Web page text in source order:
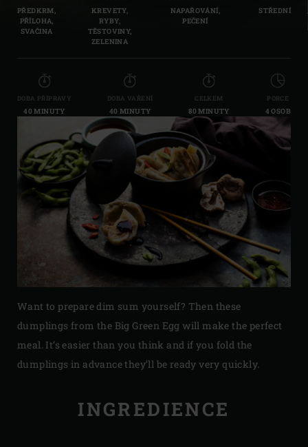
PŘEDKRM,
PŘÍLOHA,
SVAČINA
KREVETY,
RYBY,
TĚSTOVINY,
ZELENINA
NAPAŘOVÁNÍ,
PEČENÍ
STŘEDNÍ
DOBA PŘÍPRAVY
40 MINUTY
DOBA VAŘENÍ
40 MINUTY
CELKEM
80 MINUTY
PORCE
4 OSOB
Want to prepare dim sum yourself? Then these
dumplings from the Big Green Egg will make the perfect
meal. It’s easier than you think and if you fold the
dumplings in advance they’ll be ready very quickly.
INGREDIENCE